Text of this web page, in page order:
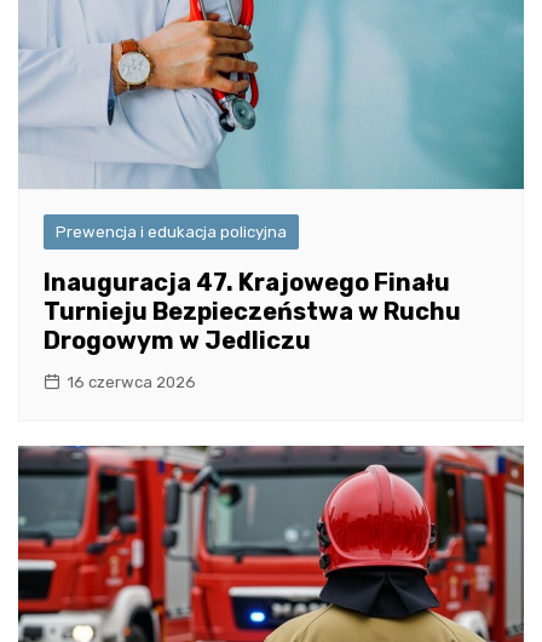
Prewencja i edukacja policyjna
Inauguracja 47. Krajowego Finału
Turnieju Bezpieczeństwa w Ruchu
Drogowym w Jedliczu
16 czerwca 2026